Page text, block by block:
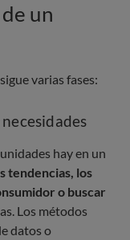
un
varias fases:
hay en un
tendencias, los
o buscar
Los métodos
datos o